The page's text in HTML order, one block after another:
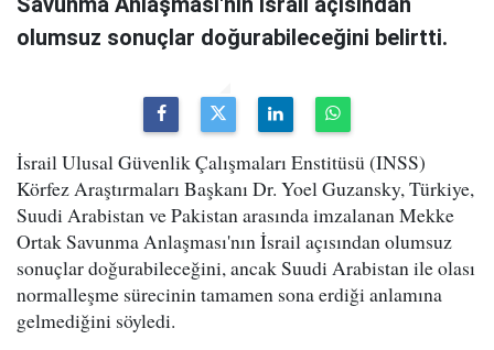
olumsuz sonuçlar doğurabileceğini belirtti.
İsrail Ulusal Güvenlik Çalışmaları Enstitüsü (INSS)
Körfez Araştırmaları Başkanı Dr. Yoel Guzansky, Türkiye,
Suudi Arabistan ve Pakistan arasında imzalanan Mekke
Ortak Savunma Anlaşması'nın İsrail açısından olumsuz
sonuçlar doğurabileceğini, ancak Suudi Arabistan ile olası
normalleşme sürecinin tamamen sona erdiği anlamına
gelmediğini söyledi.